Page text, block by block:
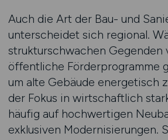
Auch die Art der Bau- und
unterscheidet sich regional.
strukturschwachen Gegenden
öffentliche Förderprogramme
um alte Gebäude energetisch
der Fokus in wirtschaftlich
häufig auf hochwertigen
exklusiven Modernisierungen.